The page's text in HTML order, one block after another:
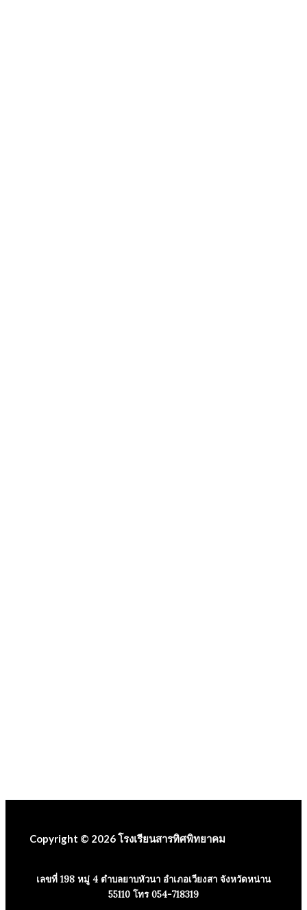
Copyright © 2026 โรงเรียนสารทิศพิทยาคม
เลขที่ 198 หมู่ 4 ตำบลยาบหัวนา อำเภอเวียงสา จังหวัดหน่าน
55110 โทร 054-718319